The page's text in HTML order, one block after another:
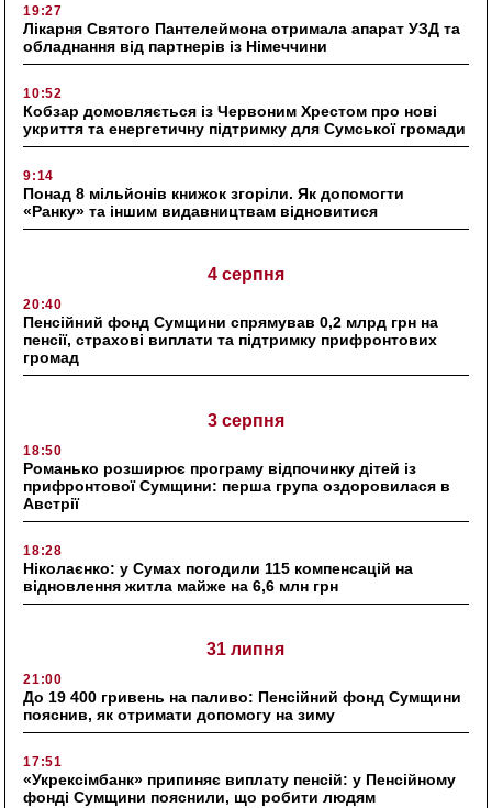
19:27
Лікарня Святого Пантелеймона отримала апарат УЗД та
обладнання від партнерів із Німеччини
10:52
Кобзар домовляється із Червоним Хрестом про нові
укриття та енергетичну підтримку для Сумської громади
9:14
Понад 8 мільйонів книжок згоріли. Як допомогти
«Ранку» та іншим видавництвам відновитися
4 серпня
20:40
Пенсійний фонд Сумщини спрямував 0,2 млрд грн на
пенсії, страхові виплати та підтримку прифронтових
громад
3 серпня
18:50
Романько розширює програму відпочинку дітей із
прифронтової Сумщини: перша група оздоровилася в
Австрії
18:28
Ніколаєнко: у Сумах погодили 115 компенсацій на
відновлення житла майже на 6,6 млн грн
31 липня
21:00
До 19 400 гривень на паливо: Пенсійний фонд Сумщини
пояснив, як отримати допомогу на зиму
17:51
«Укрексімбанк» припиняє виплату пенсій: у Пенсійному
фонді Сумщини пояснили, що робити людям